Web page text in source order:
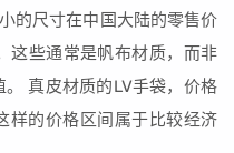
的尺寸在中国大陆的零售价
些通常是帆布材质，而非
真皮材质的LV手袋，价格
样的价格区间属于比较经济